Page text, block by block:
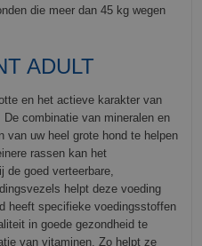
die meer dan 45 kg wegen
ADULT
en het actieve karakter van
combinatie van mineralen en
van uw heel grote hond te helpen
rassen kan het
de goed verteerbare,
helpt deze voeding
heeft specifieke voedingsstoffen
in goede gezondheid te
van vitaminen. Zo helpt ze